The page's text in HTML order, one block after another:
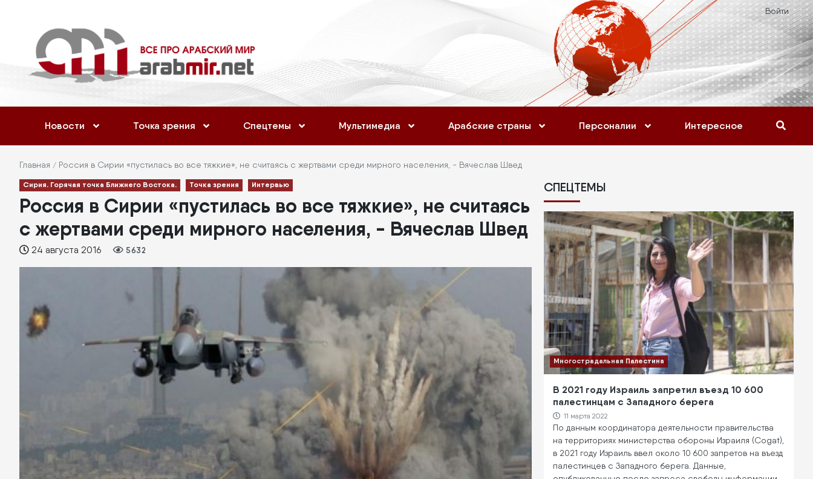
основному
содержанию
учётной
записи
пользователя
Войти
Новости Точка зрения Спецтемы Мультимедиа Арабские страны Персоналии Интересное
Строка
навигации
Главная Россия в Сирии «пустилась во все тяжкие», не считаясь с жертвами среди мирного населения, - Вячеслав Швед
Сирия. Горячая точка Ближнего Востока. Точка зрения Интервью
Россия в Сирии «пустилась во все тяжкие», не считаясь
с жертвами среди мирного населения, - Вячеслав Швед
24 августа 2016 5632
СПЕЦТЕМЫ
Многострадальная Палестина
В 2021 году Израиль запретил въезд 10 600
палестинцам с Западного берега
11 марта 2022
По данным координатора деятельности правительства
на территориях министерства обороны Израиля (Cogat),
в 2021 году Израиль ввел около 10 600 запретов на въезд
палестинцев с Западного берега. Данные,